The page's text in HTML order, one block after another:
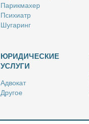
Па­рик­махер
Пси­хи­атр
Шу­га­ринг
ЮРИДИЧЕСКИЕ
УСЛУГИ
Адво­кат
Дру­гое
Ри­эл­тор